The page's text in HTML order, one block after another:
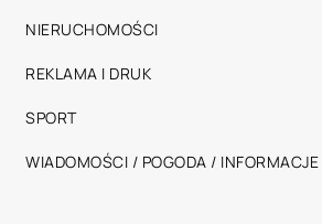
NIERUCHOMOŚCI
REKLAMA I DRUK
SPORT
WIADOMOŚCI / POGODA / INFORMACJE